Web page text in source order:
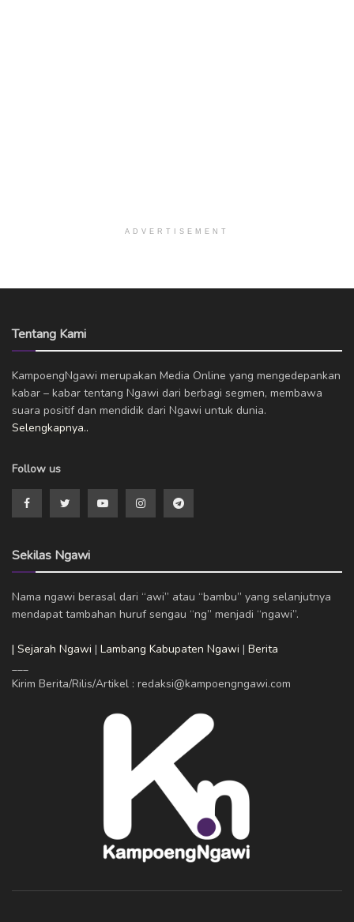
ADVERTISEMENT
Tentang Kami
KampoengNgawi merupakan Media Online yang mengedepankan
kabar – kabar tentang Ngawi dari berbagi segmen, membawa
suara positif dan mendidik dari Ngawi untuk dunia.
Selengkapnya..
Follow us
Sekilas Ngawi
Nama ngawi berasal dari “awi” atau “bambu” yang selanjutnya
mendapat tambahan huruf sengau “ng” menjadi “ngawi”.
| Sejarah Ngawi | Lambang Kabupaten Ngawi | Berita
Kirim Berita/Rilis/Artikel : redaksi@kampoengngawi.com